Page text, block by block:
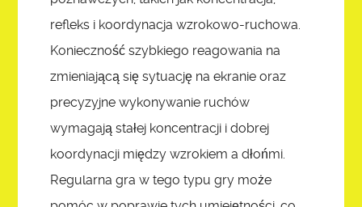
refleks i koordynacja wzrokowo-ruchowa.
Konieczność szybkiego reagowania na
zmieniającą się sytuację na ekranie oraz
precyzyjne wykonywanie ruchów
wymagają stałej koncentracji i dobrej
koordynacji między wzrokiem a dłońmi.
Regularna gra w tego typu gry może